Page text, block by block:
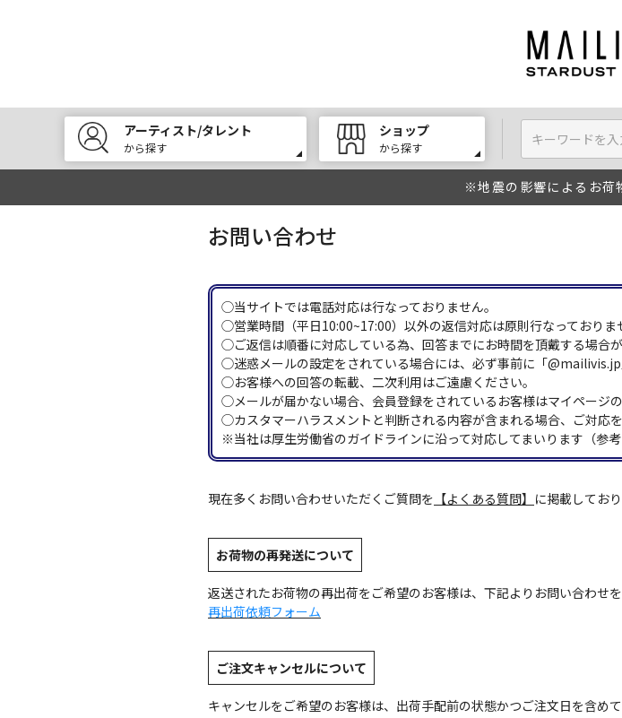
アーティスト/タレント
から探す
ショップ
から探す
※地震の影響によるお荷
お問い合わせ
◯当サイトでは電話対応は行なっておりません。
◯営業時間（平日10:00~17:00）以外の返信対応は原則行なっておりま
◯ご返信は順番に対応している為、回答までにお時間を頂戴する場合が
◯迷惑メールの設定をされている場合には、必ず事前に「@mailivis.jp
◯お客様への回答の転載、二次利用はご遠慮ください。
◯メールが届かない場合、会員登録をされているお客様はマイページ
◯カスタマーハラスメントと判断される内容が含まれる場合、ご対応
※当社は厚生労働省のガイドラインに沿って対応してまいります（参考
現在多くお問い合わせいただくご質問を 【よくある質問】 に掲載してお
お荷物の再発送について
返送されたお荷物の再出荷をご希望のお客様は、下記よりお問い合わせを
再出荷依頼フォーム
ご注文キャンセルについて
キャンセルをご希望のお客様は、出荷手配前の状態かつご注文日を含め